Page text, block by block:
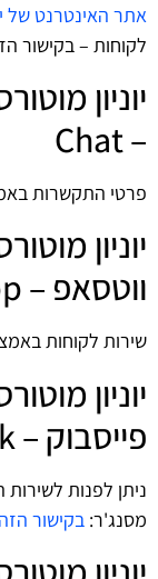
אתר האינטרנט של
לקוחות – בקישור
יוניון
– Chat
פרטי התקשרות
יוניון
ווטסאפ – Whatsapp
שירות לקוחות
יוניון
פייסבוק – Facebook
ניתן לפנות לשירות
מסנג'ר: בקישור הזה